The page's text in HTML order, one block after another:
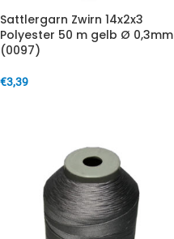
Sattlergarn Zwirn 14x2x3
Polyester 50 m gelb Ø 0,3mm
(0097)
€3,39